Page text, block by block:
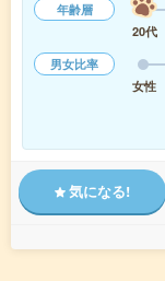
年齢層
20代
男女比率
女性
気になる!